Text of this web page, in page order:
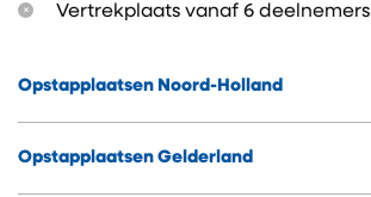
Vertrekplaats vanaf 6 deelnemers
Opstapplaatsen Noord-Holland
Opstapplaatsen Gelderland